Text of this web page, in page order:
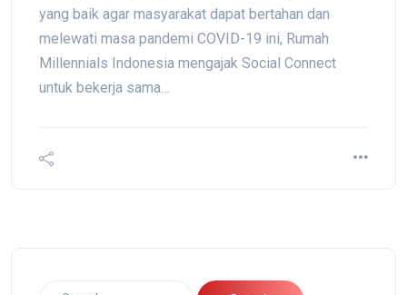
yang baik agar masyarakat dapat bertahan dan
melewati masa pandemi COVID-19 ini, Rumah
Millennials Indonesia mengajak Social Connect
untuk bekerja sama…